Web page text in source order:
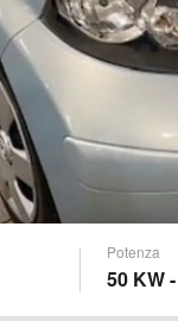
Potenza
50 KW